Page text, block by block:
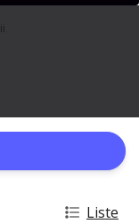
Liste